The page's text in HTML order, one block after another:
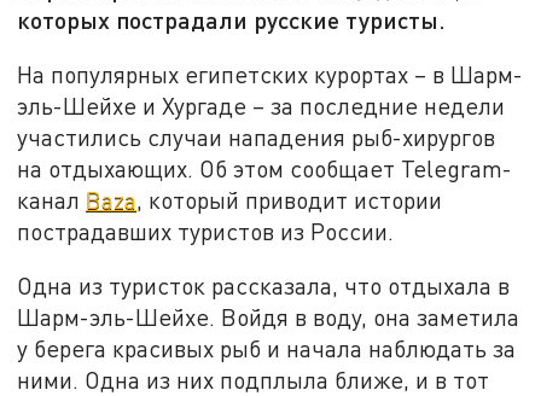
которых пострадали русские туристы.
На популярных египетских курортах – в Шарм-
эль-Шейхе и Хургаде – за последние недели
участились случаи нападения рыб-хирургов
на отдыхающих. Об этом сообщает Telegram-
канал Baza, который приводит истории
пострадавших туристов из России.
Одна из туристок рассказала, что отдыхала в
Шарм-эль-Шейхе. Войдя в воду, она заметила
у берега красивых рыб и начала наблюдать за
ними. Одна из них подплыла ближе, и в тот